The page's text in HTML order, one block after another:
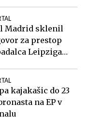
Madrid sklenil
za prestop
Leipziga
kajakašic do 23
na EP v